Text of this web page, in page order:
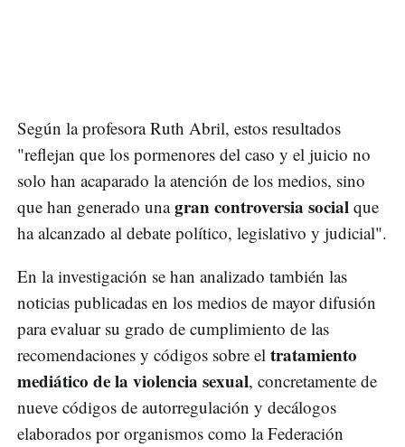
Según la profesora Ruth Abril, estos resultados
"reflejan que los pormenores del caso y el juicio no
solo han acaparado la atención de los medios, sino
que han generado unagran controversia social que
ha alcanzado al debate político, legislativo y judicial".
En la investigación se han analizado también las
noticias publicadas en los medios de mayor difusión
para evaluar su grado de cumplimiento de las
recomendaciones y códigos sobre el tratamiento
mediático de la violencia sexual, concretamente de
nueve códigos de autorregulación y decálogos
elaborados por organismos como la Federación